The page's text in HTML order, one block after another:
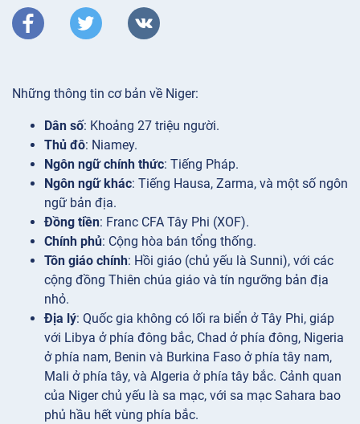
Những thông tin cơ bản về Niger:
Dân số: Khoảng 27 triệu người.
Thủ đô: Niamey.
Ngôn ngữ chính thức: Tiếng Pháp.
Ngôn ngữ khác: Tiếng Hausa, Zarma, và một số ngôn
ngữ bản địa.
Đồng tiền: Franc CFA Tây Phi (XOF).
Chính phủ: Cộng hòa bán tổng thống.
Tôn giáo chính: Hồi giáo (chủ yếu là Sunni), với các
cộng đồng Thiên chúa giáo và tín ngưỡng bản địa
nhỏ.
Địa lý: Quốc gia không có lối ra biển ở Tây Phi, giáp
với Libya ở phía đông bắc, Chad ở phía đông, Nigeria
ở phía nam, Benin và Burkina Faso ở phía tây nam,
Mali ở phía tây, và Algeria ở phía tây bắc. Cảnh quan
của Niger chủ yếu là sa mạc, với sa mạc Sahara bao
phủ hầu hết vùng phía bắc.